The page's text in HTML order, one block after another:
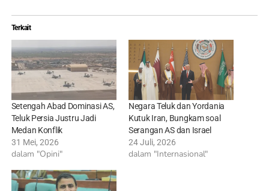
Terkait
Setengah Abad Dominasi AS,
Teluk Persia Justru Jadi
Medan Konflik
31 Mei, 2026
dalam "Opini"
Negara Teluk dan Yordania
Kutuk Iran, Bungkam soal
Serangan AS dan Israel
24 Juli, 2026
dalam "Internasional"